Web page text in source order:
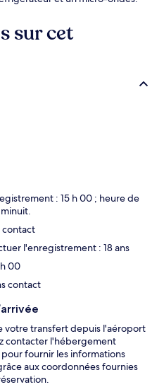
sur cet
: 15 h 00 ; heure de
contact
l'enregistrement : 18 ans
00
contact
votre transfert depuis l'aéroport
contacter l'hébergement
pour fournir les informations
aux coordonnées fournies